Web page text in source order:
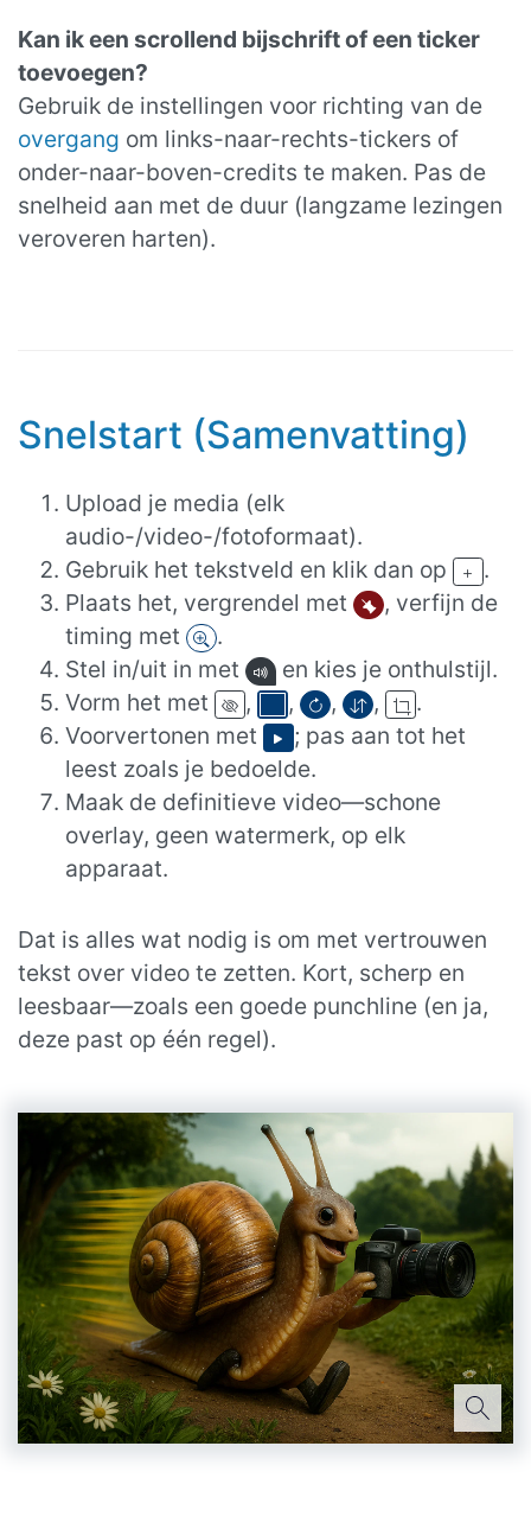
Kan ik een scrollend bijschrift of een ticker
toevoegen?
Gebruik de instellingen voor richting van de
overgang om links-naar-rechts-tickers of
onder-naar-boven-credits te maken. Pas de
snelheid aan met de duur (langzame lezingen
veroveren harten).
Snelstart (Samenvatting)
Upload je media (elk
audio-/video-/fotoformaat).
Gebruik het tekstveld en klik dan op
.
Plaats het, vergrendel met
, verfijn de
timing met
.
Stel in/uit in met
en kies je onthulstijl.
Vorm het met
, , , ,
.
Voorvertonen met
; pas aan tot het
leest zoals je bedoelde.
Maak de definitieve video—schone
overlay, geen watermerk, op elk
apparaat.
Dat is alles wat nodig is om met vertrouwen
tekst over video te zetten. Kort, scherp en
leesbaar—zoals een goede punchline (en ja,
deze past op één regel).